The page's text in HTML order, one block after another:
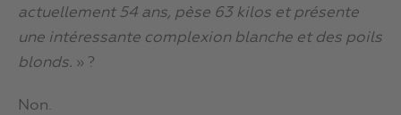
actuellement 54 ans, pèse 63 kilos et présente
une intéressante complexion blanche et des poils
blonds. » ?
Non.